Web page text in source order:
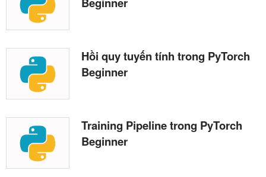
Hồi quy tuyến tính trong PyTorch
Beginner
Training Pipeline trong PyTorch
Beginner